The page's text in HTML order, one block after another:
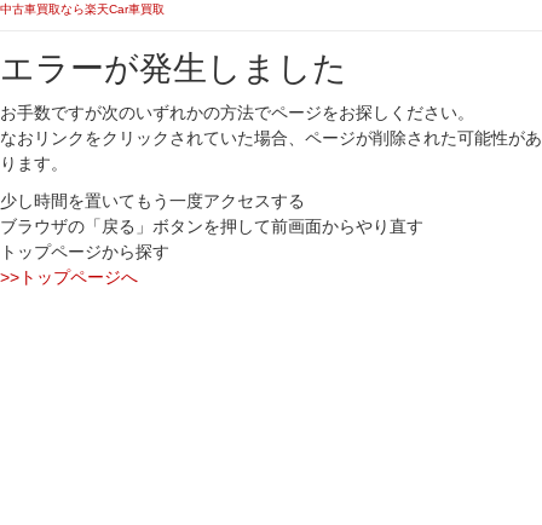
中古車買取なら楽天Car車買取
エラーが発生しました
お手数ですが次のいずれかの方法でページをお探しください。
なおリンクをクリックされていた場合、ページが削除された可能性があ
ります。
少し時間を置いてもう一度アクセスする
ブラウザの「戻る」ボタンを押して前画面からやり直す
トップページから探す
>>トップページへ